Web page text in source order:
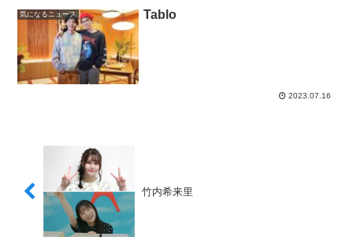
気になるニュース Tablo
2023.07.16
竹内希来里